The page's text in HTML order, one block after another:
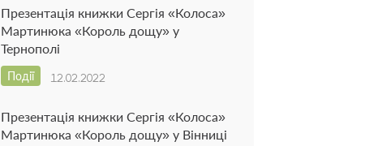
Презентація книжки Сергія «Колоса»
Мартинюка «Король дощу» у
Тернополі
12.02.2022
Події
Презентація книжки Сергія «Колоса»
Мартинюка «Король дощу» у Вінниці